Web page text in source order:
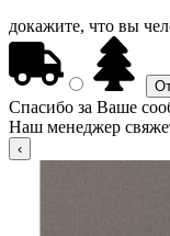
докажите, что вы
Спасибо за Ваше
Наш менеджер